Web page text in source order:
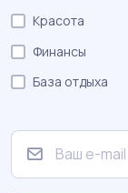
Красота
Финансы
База отдыха